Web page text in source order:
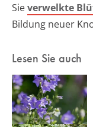
Sieverwelkte
Bildung neuer
Lesen Sie auch